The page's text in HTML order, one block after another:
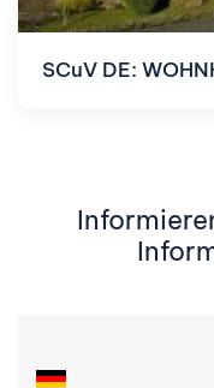
SCuV DE: